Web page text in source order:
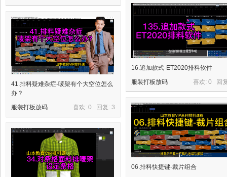
16.追加款式-ET2020排料软件
喜欢: 0 回
服装打板放码
41.排料疑难杂症-唛架有个大空位怎么
办？
喜欢: 0 回复: 3
服装打板放码
06.排料快捷键-裁片组合